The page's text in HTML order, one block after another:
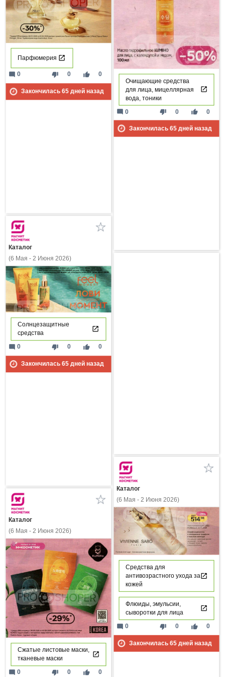
Парфюмерия
thumb_down 0 thumb_up 0
mode_comment 0
Закончилась 65дней назад
Очищающие средства
для лица, мицеллярная
вода, тоники
thumb_down 0 thumb_up 0
mode_comment 0
Закончилась 65дней назад
Каталог
(6 Мая - 2 Июня 2026)
Солнцезащитные
средства
thumb_down 0 thumb_up 0
mode_comment 0
Закончилась 65дней назад
Каталог
(6 Мая - 2 Июня 2026)
Средства для
антивозрастного ухода за
кожей
Флюиды, эмульсии,
сыворотки для лица
thumb_down 0 thumb_up 0
mode_comment 0
Закончилась 65дней назад
Каталог
(6 Мая - 2 Июня 2026)
Сжатые листовые маски,
тканевые маски
thumb_down 0 thumb_up 0
mode_comment 0